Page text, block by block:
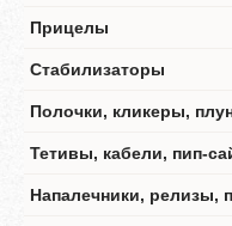
Прицелы
Стабилизаторы
Полочки, кликеры,
Тетивы, кабели, пип-
Напалечники, релизы,